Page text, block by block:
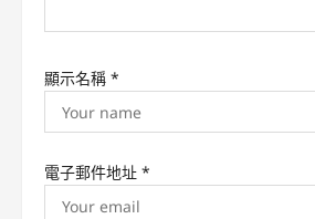
n
顯示名稱 *
電子郵件地址 *